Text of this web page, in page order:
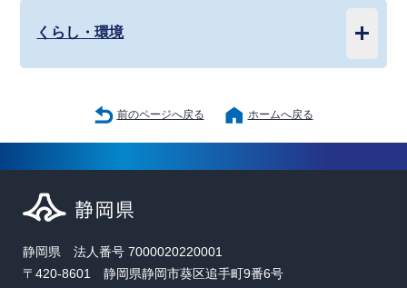
くらし・環境
前のページへ戻る ホームへ戻る
静岡県 法人番号 7000020220001
〒420-8601 静岡県静岡市葵区追手町9番6号